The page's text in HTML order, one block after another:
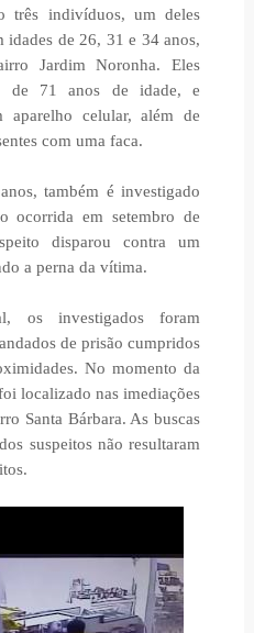
três indivíduos, um deles
idades de 26, 31 e 34 anos,
Jardim Noronha. Eles
de 71 anos de idade, e
aparelho celular, além de
com uma faca.
também é investigado
ocorrida em setembro de
disparou contra um
a perna da vítima.
os investigados foram
de prisão cumpridos
No momento da
localizado nas imediações
Santa Bárbara. As buscas
suspeitos não resultaram